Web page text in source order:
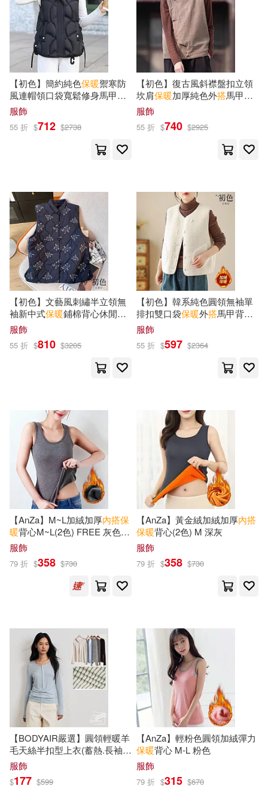
【初色】簡約純色保暖禦寒防
風連帽領口袋寬鬆修身馬甲背
心女背心-共4色-16597(M-2XL
可選) M 黑色
服飾
55 折 $712 $2738
【初色】復古風斜襟盤扣立領
坎肩保暖加厚純色外搭馬甲女
背心-共3色-16444(L/XL可選) L
卡其色
服飾
55 折 $740 $2925
【初色】文藝風刺繡半立領無
袖新中式保暖鋪棉背心休閒外
套女外套-共2色-39850(M-2XL
可選) M 藏青色
服飾
55 折 $810 $3205
【初色】韓系純色圓領無袖單
排扣雙口袋保暖外搭馬甲背心
女背心-米白色-16434(M-2XL可
選) M 米白色
服飾
55 折 $597 $2364
【AnZa】M~L加絨加厚內搭保
暖背心M~L(2色) FREE 灰色
(適穿M~L)
服飾
79 折 $358 $730
【AnZa】黃金絨加絨加厚內搭
保暖背心(2色) M 深灰
服飾
79 折 $358 $730
【BODYAIR嚴選】圓領輕暖羊
毛天絲半扣型上衣(蓄熱.長袖.
內搭
服飾
$177 $599
【AnZa】輕粉色圓領加絨彈力
保暖背心 M-L 粉色
服飾
79 折 $315 $670